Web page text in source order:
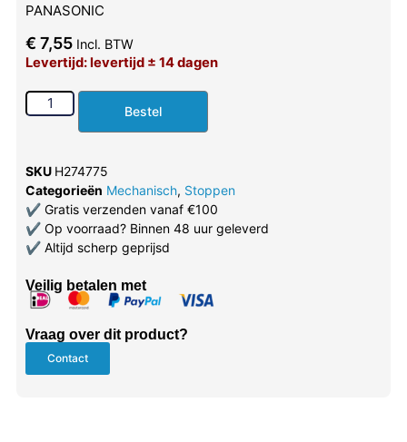
PANASONIC
€ 7,55 Incl. BTW
Levertijd: levertijd ± 14 dagen
Bestel
SKU H274775
Categorieën Mechanisch, Stoppen
✔Gratis verzenden vanaf €100
✔Op voorraad? Binnen 48 uur geleverd
✔Altijd scherp geprijsd
Veilig betalen met
Vraag over dit product?
Contact